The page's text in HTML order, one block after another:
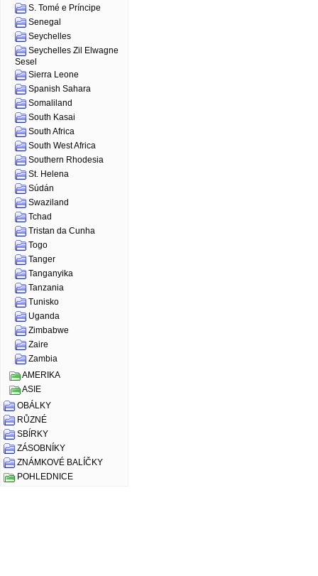
S. Tomé e Príncipe
Senegal
Seychelles
Seychelles Zil Elwagne
Sesel
Sierra Leone
Spanish Sahara
Somaliland
South Kasai
South Africa
South West Africa
Southern Rhodesia
St. Helena
Súdán
Swaziland
Tchad
Tristan da Cunha
Togo
Tanger
Tanganyika
Tanzania
Tunisko
Uganda
Zimbabwe
Zaire
Zambia
AMERIKA
ASIE
OBÁLKY
RŮZNÉ
SBÍRKY
ZÁSOBNÍKY
ZNÁMKOVÉ BALÍČKY
POHLEDNICE